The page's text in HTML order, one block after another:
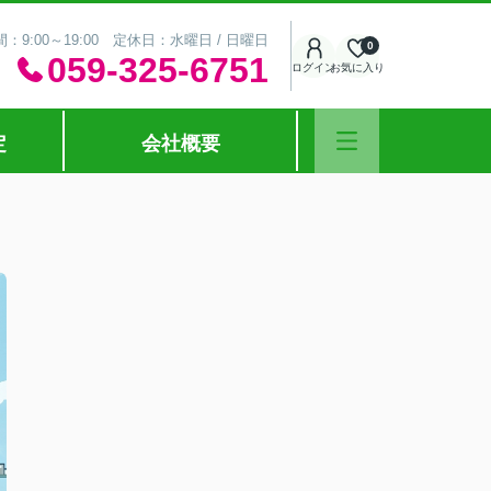
：9:00～19:00 定休日：水曜日 / 日曜日
059-325-6751 ログインお気に入り
0
会社概要